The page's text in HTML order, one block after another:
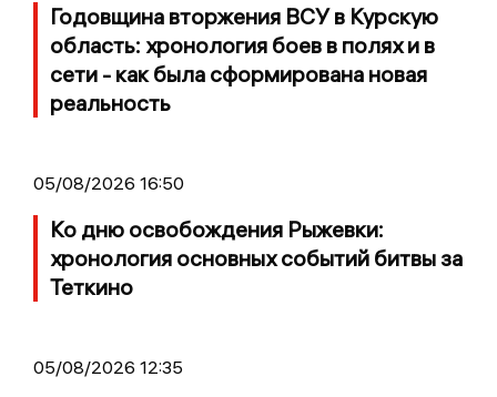
Годовщина вторжения ВСУ в Курскую
область: хронология боев в полях и в
сети - как была сформирована новая
реальность
05/08/2026 16:50
Ко дню освобождения Рыжевки:
хронология основных событий битвы за
Теткино
05/08/2026 12:35